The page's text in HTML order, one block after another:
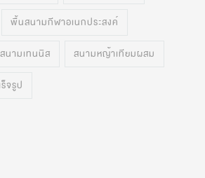
พื้นสนามกีฬาอเนกประสงค์
สนามเทนนิส สนามหญ้าเทียมผสม
จรูป